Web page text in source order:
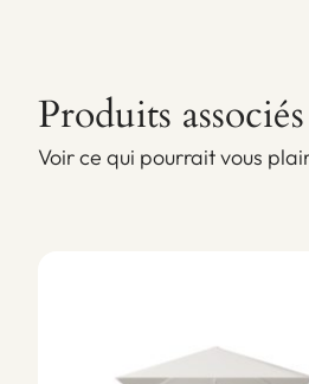
Produits associés
Voir ce qui pourrait vous